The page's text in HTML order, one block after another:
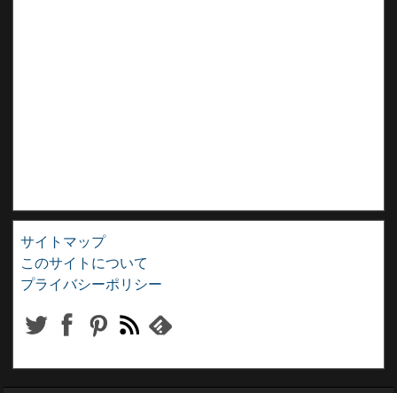
サイトマップ
このサイトについて
プライバシーポリシー